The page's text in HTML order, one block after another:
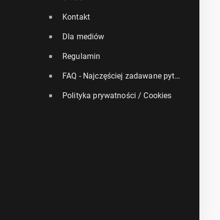
Kontakt
Dla mediów
Regulamin
FAQ - Najczęściej zadawane pytania
Polityka prywatności / Cookies